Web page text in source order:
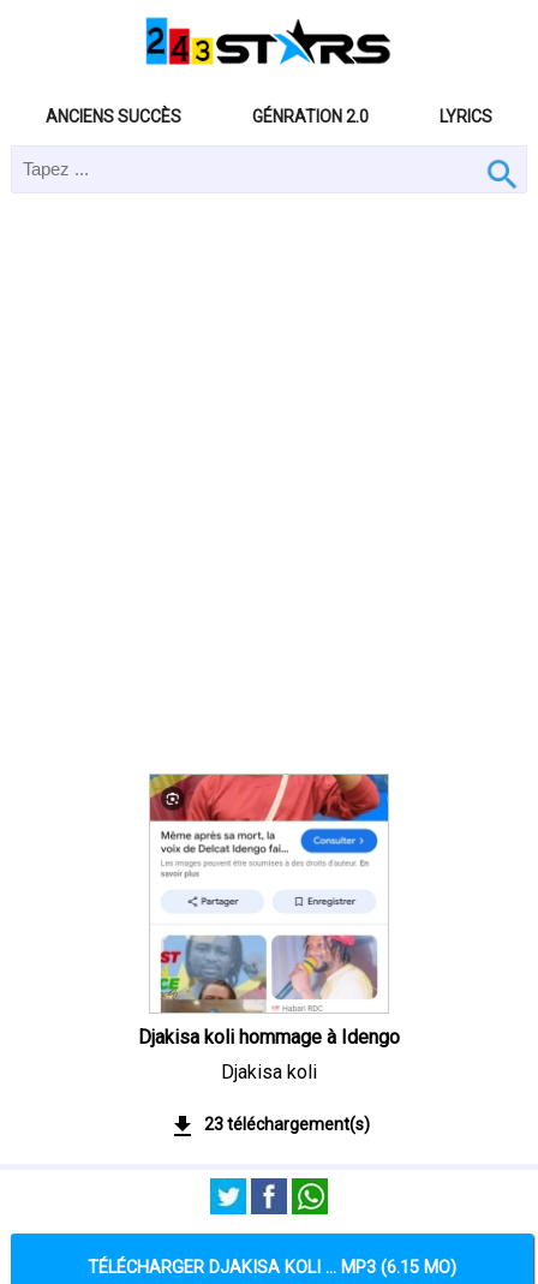
ANCIENS SUCCÈS GÉNRATION 2.0 LYRICS
Djakisa koli hommage à Idengo
Djakisa koli
23 téléchargement(s)
TÉLÉCHARGER DJAKISA KOLI ... MP3 (6.15 MO)